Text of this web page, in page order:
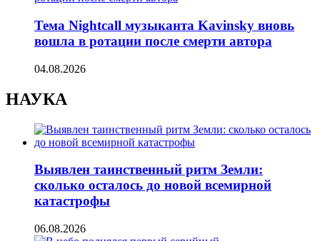
Тема Nightcall музыканта Kavinsky вновь
вошла в ротации после смерти автора
04.08.2026
НАУКА
Выявлен таинственный ритм Земли:
сколько осталось до новой всемирной
катастрофы
06.08.2026